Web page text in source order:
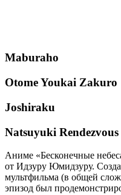
Maburaho
Otome Youkai Zakuro
Joshiraku
Natsuyuki Rendezvous
Аниме «Бесконечные
от Идзуру Юмидзуру.
мультфильма (в общей
эпизод был